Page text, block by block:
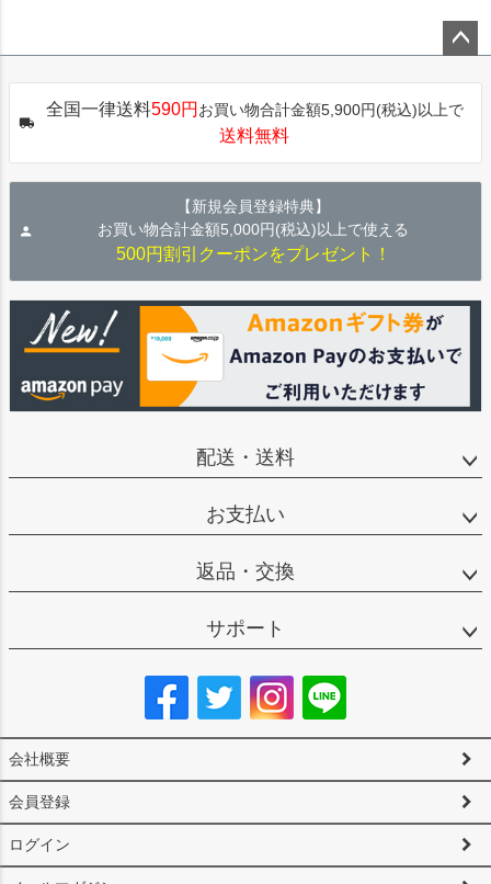
ップ
全国一律送料590円 お買い物合計金額5,900円(税込)以上で
送料無料
【新規会員登録特典】
お買い物合計金額5,000円(税込)以上で使える
500円割引クーポンをプレゼント！
配送・送料
お支払い
返品・交換
サポート
会社概要
会員登録
ログイン